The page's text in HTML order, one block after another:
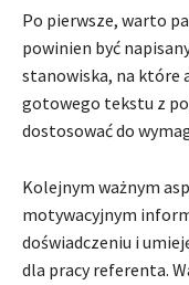
Po pierwsze, warto
powinien być
stanowiska, na które
gotowego tekstu z
dostosować do
Kolejnym ważnym
motywacyjnym
doświadczeniu i
dla pracy referenta.